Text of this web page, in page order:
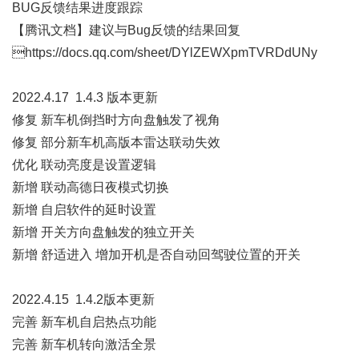
BUG反馈结果进度跟踪
【腾讯文档】建议与Bug反馈的结果回复
https://docs.qq.com/sheet/DYlZEWXpmTVRDdUNy
2022.4.17 1.4.3 版本更新
修复 新车机倒挡时方向盘触发了视角
修复 部分新车机高版本雷达联动失效
优化 联动亮度是设置逻辑
新增 联动高德日夜模式切换
新增 自启软件的延时设置
新增 开关方向盘触发的独立开关
新增 舒适进入 增加开机是否自动回驾驶位置的开关
2022.4.15 1.4.2版本更新
完善 新车机自启热点功能
完善 新车机转向激活全景